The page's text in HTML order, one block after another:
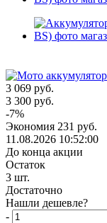
3 069 руб.
3 300 руб.
-7%
Экономия 231 руб.
11.08.2026 10:52:00
До конца акции
Остаток
3 шт.
Достаточно
Нашли дешевле?
-